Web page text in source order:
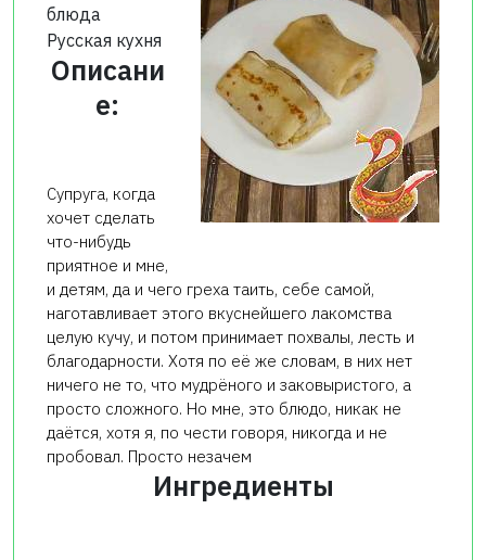
блюда
Русская кухня
Описани
е:
Супруга, когда
хочет сделать
что-нибудь
приятное и мне,
и детям, да и чего греха таить, себе самой,
наготавливает этого вкуснейшего лакомства
целую кучу, и потом принимает похвалы, лесть и
благодарности. Хотя по её же словам, в них нет
ничего не то, что мудрёного и заковыристого, а
просто сложного. Но мне, это блюдо, никак не
даётся, хотя я, по чести говоря, никогда и не
пробовал. Просто незачем
Ингредиенты